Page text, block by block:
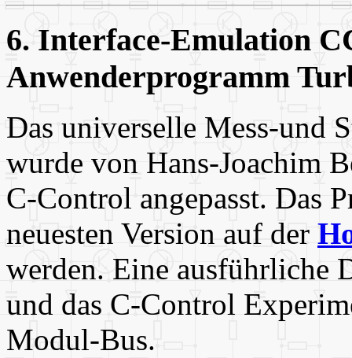
6. Interface-Emulation
Anwenderprogramm
Das universelle Mess-und
wurde von Hans-Joachim
C-Control angepasst. Das
neuesten Version auf der
werden. Eine ausführliche
und das C-Control
Modul-Bus.